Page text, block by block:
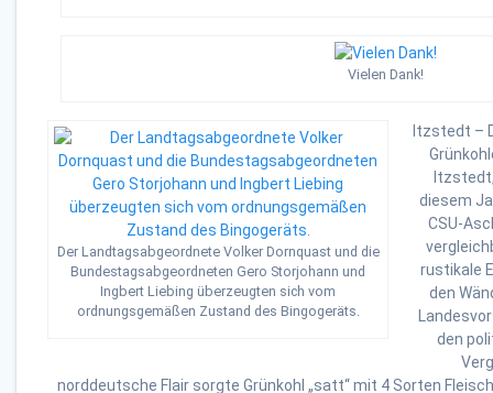
Vielen Dank!
Der Landtagsabgeordnete Volker Dornquast und die
Bundestagsabgeordneten Gero Storjohann und
Ingbert Liebing überzeugten sich vom
ordnungsgemäßen Zustand des Bingogeräts.
Itzstedt –
diesem
CSU-
rustikale
den
den
norddeutsche Flair sorgte Grünkohl „satt“ mit 4 Sorten